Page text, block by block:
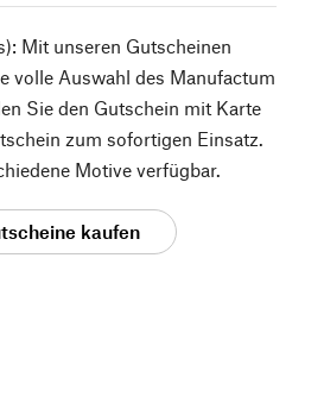
Mit unseren Gutscheinen
volle Auswahl des Manufactum
Sie den Gutschein mit Karte
zum sofortigen Einsatz.
Motive verfügbar.
kaufen